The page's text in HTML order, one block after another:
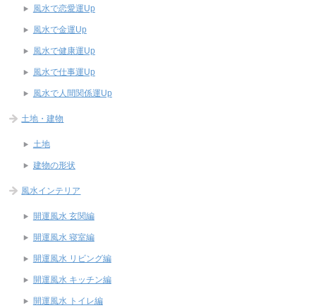
風水で恋愛運Up
風水で金運Up
風水で健康運Up
風水で仕事運Up
風水で人間関係運Up
土地・建物
土地
建物の形状
風水インテリア
開運風水 玄関編
開運風水 寝室編
開運風水 リビング編
開運風水 キッチン編
開運風水 トイレ編